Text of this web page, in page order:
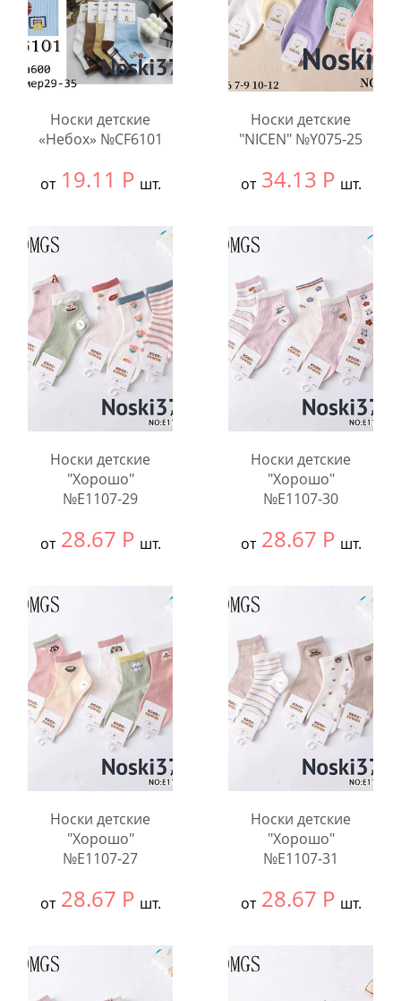
Носки детские
«Небох» №CF6101
от 19.11 Р шт.
28
шт.
Количество:
Носки детские
"NICEN" №Y075-25
от 34.13 Р шт.
12
шт.
Количество:
Носки детские
"Хорошо"
№E1107-29
от 28.67 Р шт.
шт.
Количество:
Носки детские
"Хорошо"
№E1107-30
от 28.67 Р шт.
12
шт.
Количество:
Носки детские
"Хорошо"
№E1107-27
от 28.67 Р шт.
12
Носки детские
"Хорошо"
№E1107-31
от 28.67 Р шт.
10